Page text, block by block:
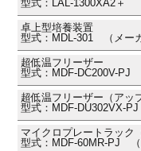
型式：LAL-1300XA2＋
卓上型培養装置
型式：MDL-301 （メー
超低温フリーザー
型式：MDF-DC200V-PJ
超低温フリーザー（アッ
型式：MDF-DU302VX-
マイクロプレートラック
型式：MDF-60MR-PJ （